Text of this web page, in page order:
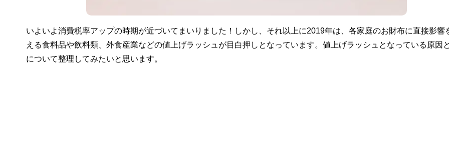
いよいよ消費税率アップの時期が近づいてまいりました！しかし、それ以上に2019年は、各家庭のお財布に直接影響
える食料品や飲料類、外食産業などの値上げラッシュが目白押しとなっています。値上げラッシュとなっている原因
について整理してみたいと思います。